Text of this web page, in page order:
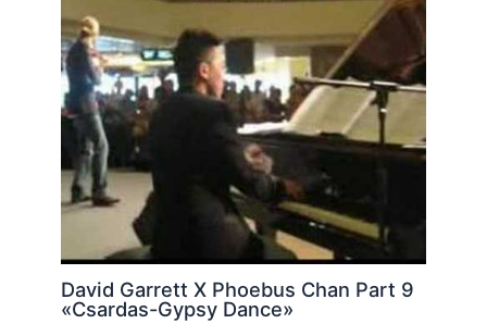
David Garrett X Phoebus Chan Part 9
«Csardas-Gypsy Dance»